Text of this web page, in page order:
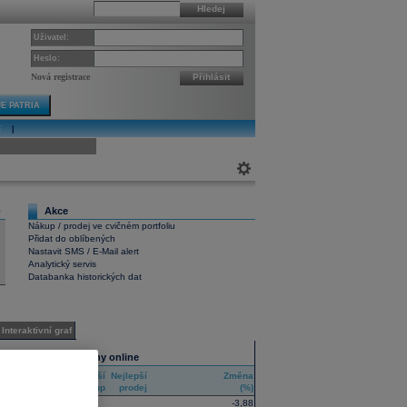
Hledej
Uživatel:
Heslo:
Nová registrace Přihlásit
PATRIA
Akce
Nákup / prodej ve cvičném portfoliu
Přidat do oblíbených
Nastavit SMS / E-Mail alert
Analytický servis
Databanka historických dat
Interaktivní graf
Všechny trhy online
Nejlepší
nákup
Nejlepší
prodej
Změna
(%)
-3,88